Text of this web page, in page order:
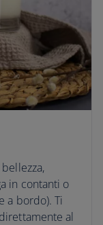
in contanti o
a bordo). Ti
al